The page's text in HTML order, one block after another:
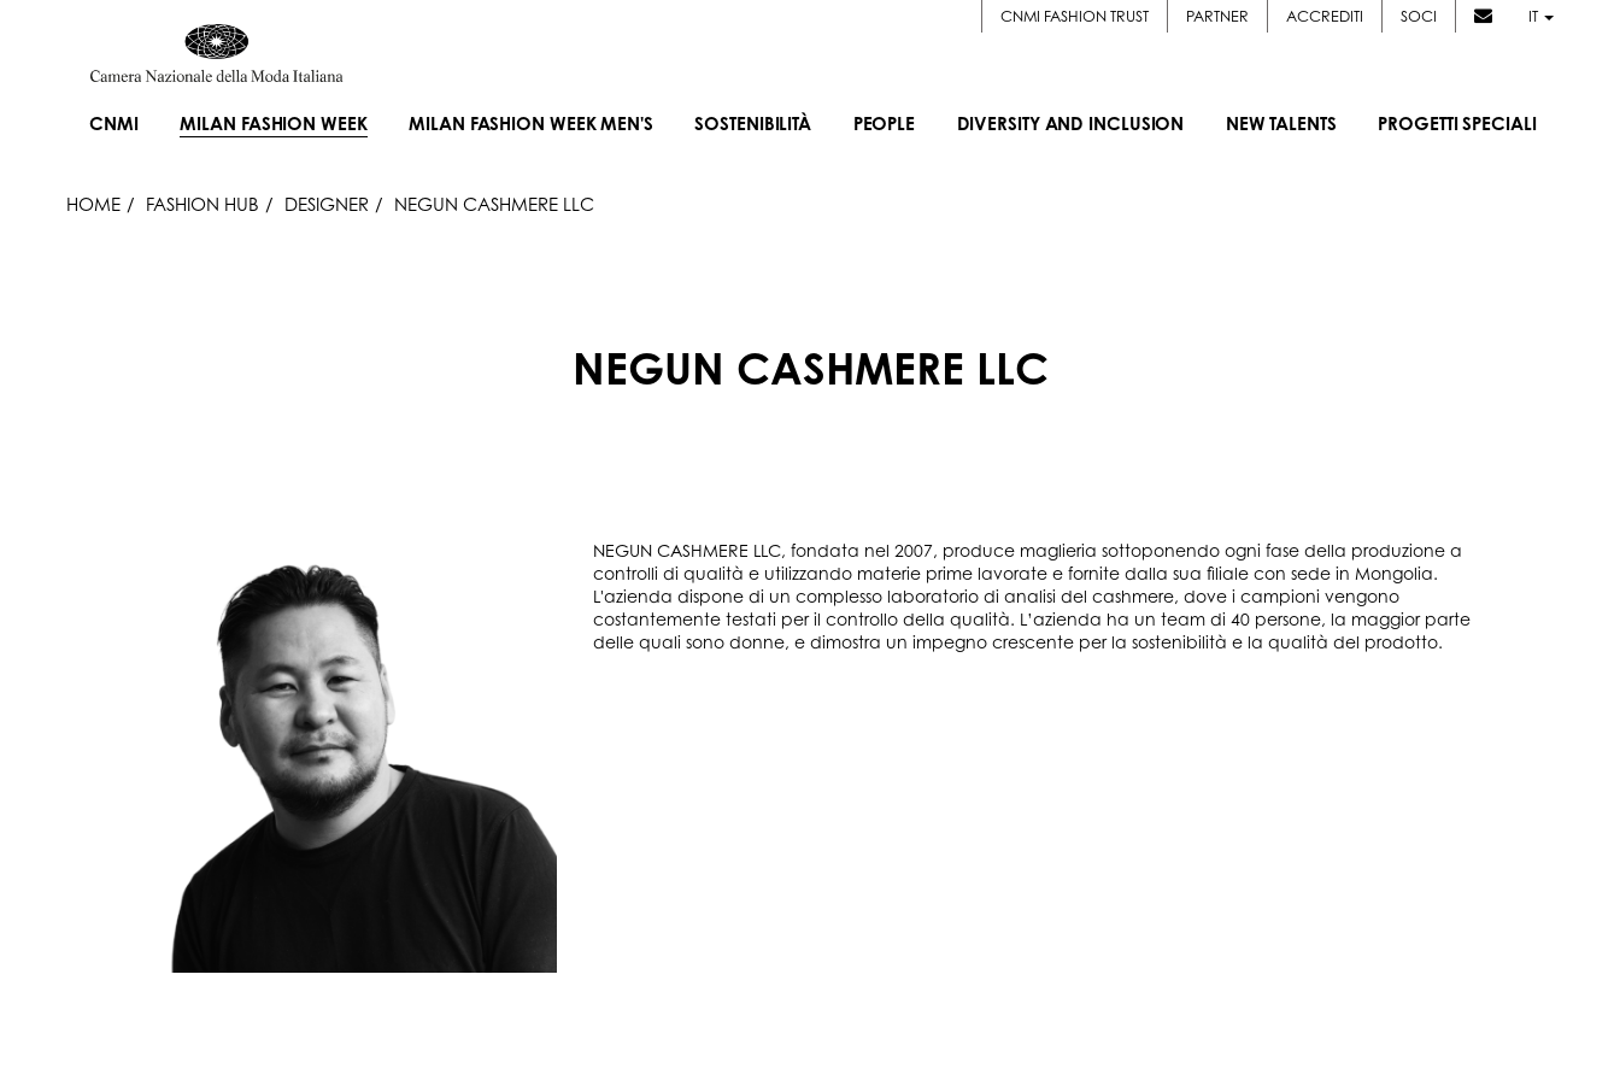
CNMI FASHION TRUST PARTNER ACCREDITI SOCI IT
CNMI MILAN FASHION WEEK MILAN FASHION WEEK MEN'S SOSTENIBILITÀ PEOPLE DIVERSITY AND INCLUSION NEW TALENTS PROGETTI SPECIALI
HOME FASHION HUB DESIGNER NEGUN CASHMERE LLC
NEGUN CASHMERE LLC
NEGUN CASHMERE LLC, fondata nel 2007, produce maglieria sottoponendo ogni fase della produzione a
controlli di qualità e utilizzando materie prime lavorate e fornite dalla sua filiale con sede in Mongolia.
L'azienda dispone di un complesso laboratorio di analisi del cashmere, dove i campioni vengono
costantemente testati per il controllo della qualità. L’azienda ha un team di 40 persone, la maggior parte
delle quali sono donne, e dimostra un impegno crescente per la sostenibilità e la qualità del prodotto.